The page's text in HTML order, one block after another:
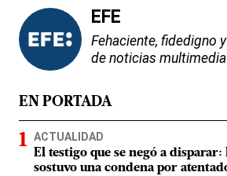
EFE
Fehaciente, fidedigno
de noticias
EN PORTADA
ACTUALIDAD
El testigo que se negó a disparar:
sostuvo una condena por